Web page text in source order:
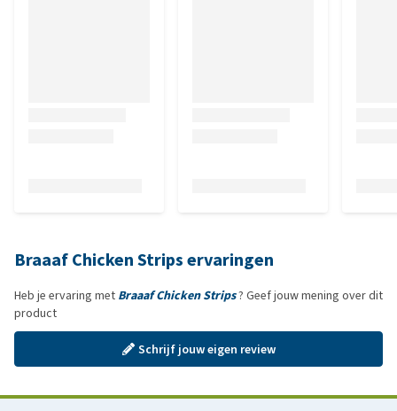
Braaaf Chicken Strips ervaringen
Heb je ervaring met Braaaf Chicken Strips? Geef jouw mening over dit
product
Schrijf jouw eigen review